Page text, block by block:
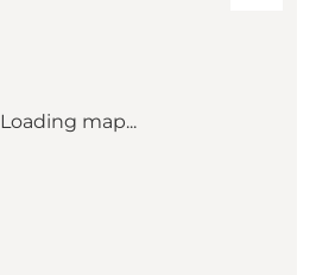
Loading map...